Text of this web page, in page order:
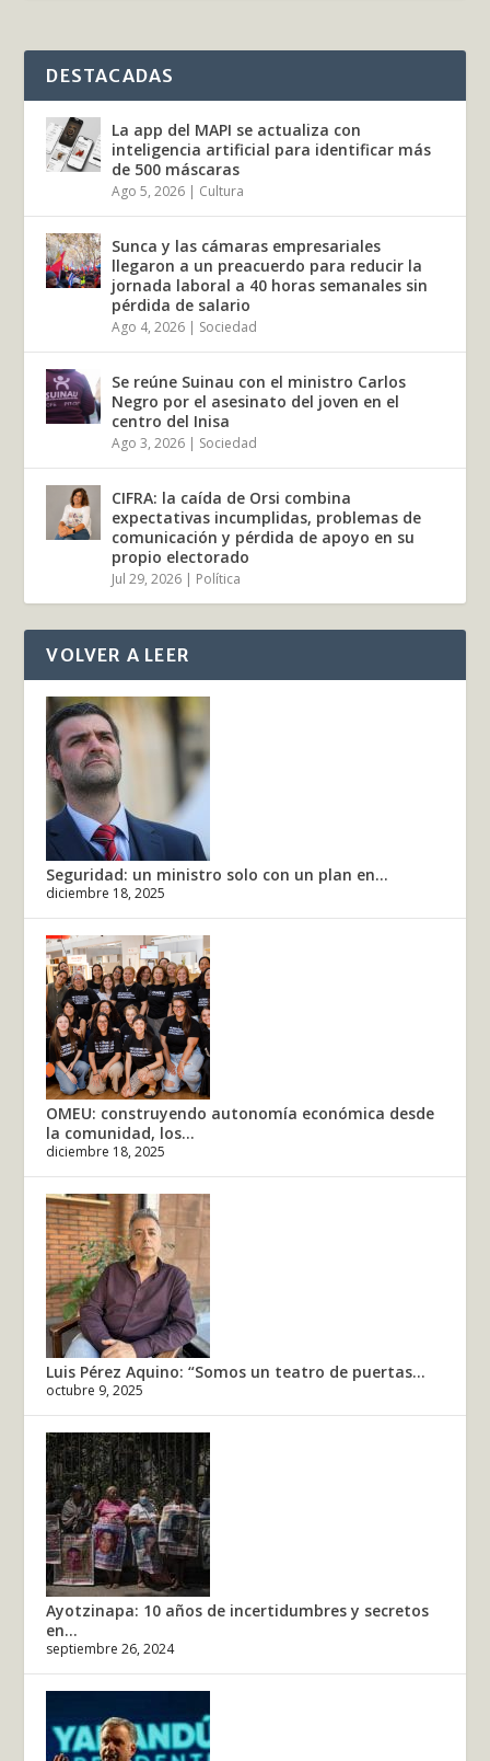
DESTACADAS
La app del MAPI se actualiza con
inteligencia artificial para identificar más
de 500 máscaras
Ago 5, 2026 | Cultura
Sunca y las cámaras empresariales
llegaron a un preacuerdo para reducir la
jornada laboral a 40 horas semanales sin
pérdida de salario
Ago 4, 2026 | Sociedad
Se reúne Suinau con el ministro Carlos
Negro por el asesinato del joven en el
centro del Inisa
Ago 3, 2026 | Sociedad
CIFRA: la caída de Orsi combina
expectativas incumplidas, problemas de
comunicación y pérdida de apoyo en su
propio electorado
Jul 29, 2026 | Política
VOLVER A LEER
Seguridad: un ministro solo con un plan en...
diciembre 18, 2025
OMEU: construyendo autonomía económica desde
la comunidad, los...
diciembre 18, 2025
Luis Pérez Aquino: “Somos un teatro de puertas...
octubre 9, 2025
Ayotzinapa: 10 años de incertidumbres y secretos
en...
septiembre 26, 2024